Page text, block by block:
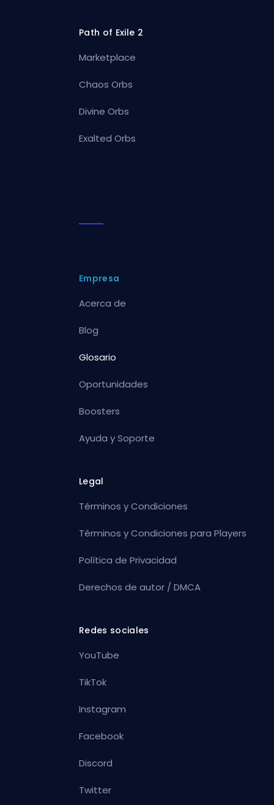
Path of Exile 2
Marketplace
Chaos Orbs
Divine Orbs
Exalted Orbs
Empresa
Acerca de
Blog
Glosario
Oportunidades
Boosters
Ayuda y Soporte
Legal
Términos y Condiciones
Términos y Condiciones para Players
Política de Privacidad
Derechos de autor / DMCA
Redes sociales
YouTube
TikTok
Instagram
Facebook
Discord
Twitter